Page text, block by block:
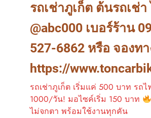
รถเช่าภูเก็ต ต้นรถเช่า
@abc000 เบอร์ร้าน
527-6862 หรือ จองท
https://
รถเช่าภูเก็ต เริ่มแค่ 500 บาท รถไ
1000/วัน! มอไซค์เริ่ม 150 บาท
ไม่จกตา พร้อมใช้งานทุกคัน